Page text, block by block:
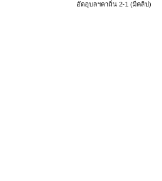
อัดอุบลฯคาถิ่น 2-1 (มีคลิป)